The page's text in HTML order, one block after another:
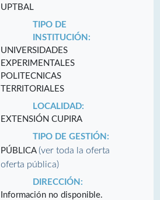
UPTBAL
TIPO DE
INSTITUCIÓN:
UNIVERSIDADES
EXPERIMENTALES
POLITECNICAS
TERRITORIALES
LOCALIDAD:
EXTENSIÓN CUPIRA
TIPO DE GESTIÓN:
PÚBLICA (ver toda la oferta
oferta pública)
DIRECCIÓN:
Información no disponible.